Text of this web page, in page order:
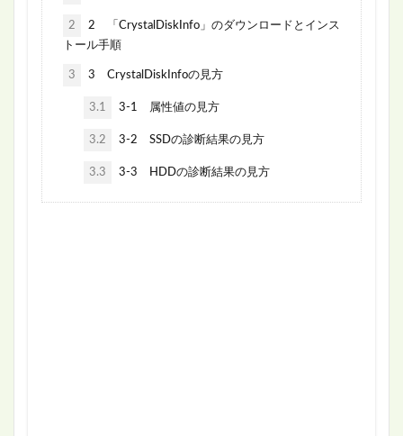
2
2 「CrystalDiskInfo」のダウンロードとインス
トール手順
3 3 CrystalDiskInfoの見方
3.1 3-1 属性値の見方
3.2 3-2 SSDの診断結果の見方
3.3 3-3 HDDの診断結果の見方